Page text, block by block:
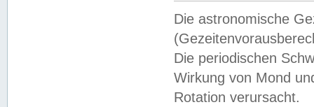
Die astronomische
Die periodischen
Wirkung von Mond
Rotation verursacht.